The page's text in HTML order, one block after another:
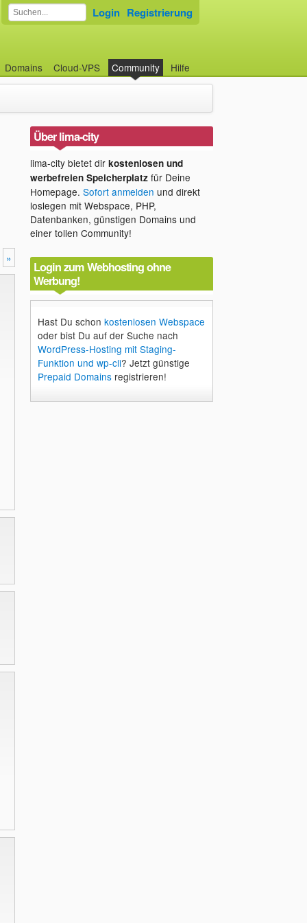
Domains Cloud-VPS Community Hilfe
Login Registrierung
»
Über lima-city
lima-city bietet dir kostenlosen und
werbefreien Speicherplatzfür Deine
Homepage. Sofort anmelden und direkt
loslegen mit Webspace, PHP,
Datenbanken, günstigen Domains und
einer tollen Community!
Login zum Webhosting ohne
Werbung!
Hast Du schon kostenlosen Webspace
oder bist Du auf der Suche nach
WordPress-Hosting mit Staging-
Funktion und wp-cli? Jetzt günstige
Prepaid Domainsregistrieren!